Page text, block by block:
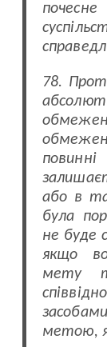
78.
або в
була
не буде
якщо
мету
метою,